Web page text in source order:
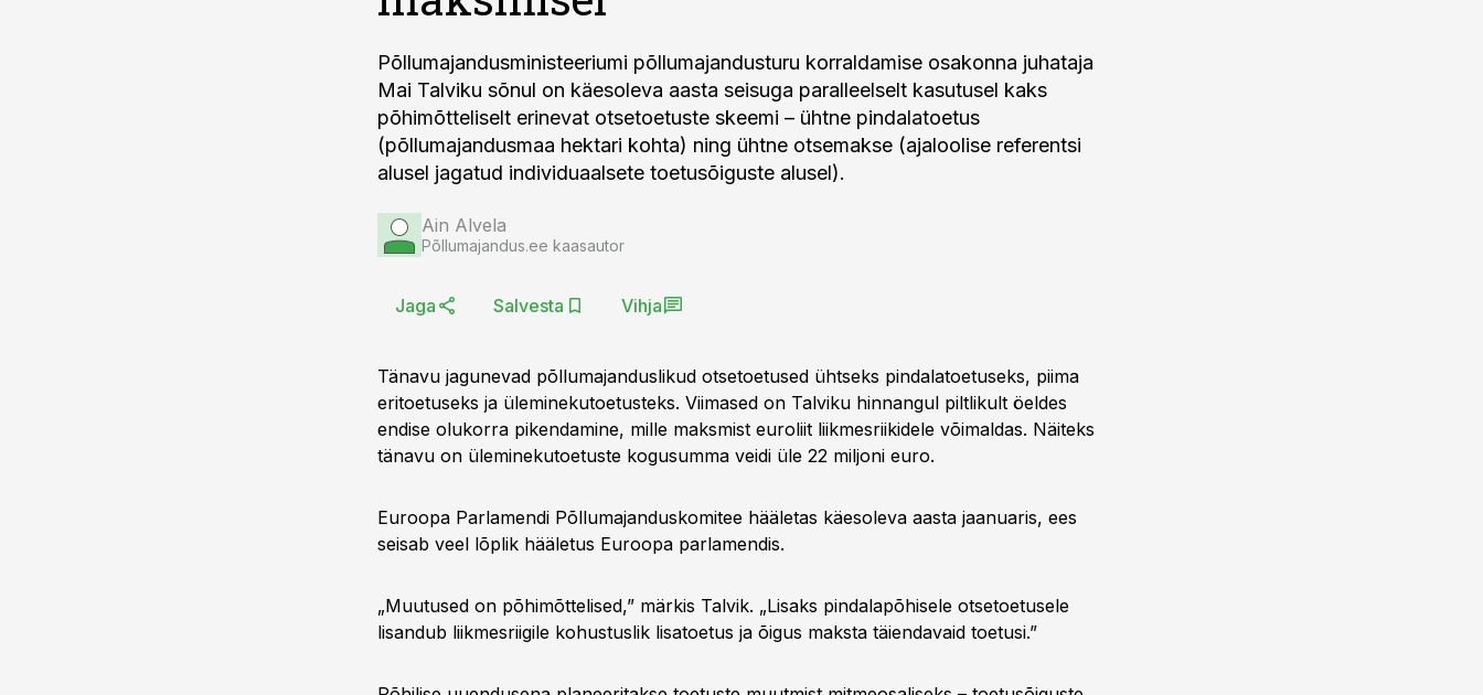
Põllumajandusministeeriumi põllumajandusturu korraldamise osakonna juhataja
Mai Talviku sõnul on käesoleva aasta seisuga paralleelselt kasutusel kaks
põhimõtteliselt erinevat otsetoetuste skeemi – ühtne pindalatoetus
(põllumajandusmaa hektari kohta) ning ühtne otsemakse (ajaloolise referentsi
alusel jagatud individuaalsete toetusõiguste alusel).
Ain Alvela
Põllumajandus.ee kaasautor
Jaga Salvesta Vihja
Tänavu jagunevad põllumajanduslikud otsetoetused ühtseks pindalatoetuseks, piima
eritoetuseks ja üleminekutoetusteks. Viimased on Talviku hinnangul piltlikult öeldes
endise olukorra pikendamine, mille maksmist euroliit liikmesriikidele võimaldas. Näiteks
tänavu on üleminekutoetuste kogusumma veidi üle 22 miljoni euro.
Euroopa Parlamendi Põllumajanduskomitee hääletas käesoleva aasta jaanuaris, ees
seisab veel lõplik hääletus Euroopa parlamendis.
„Muutused on põhimõttelised,” märkis Talvik. „Lisaks pindalapõhisele otsetoetusele
lisandub liikmesriigile kohustuslik lisatoetus ja õigus maksta täiendavaid toetusi.”